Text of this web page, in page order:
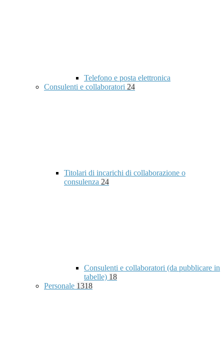
Telefono e posta elettronica
Consulenti e collaboratori 24
Titolari di incarichi di collaborazione o
consulenza 24
Consulenti e collaboratori (da pubblicare in
tabelle) 18
Personale 1318